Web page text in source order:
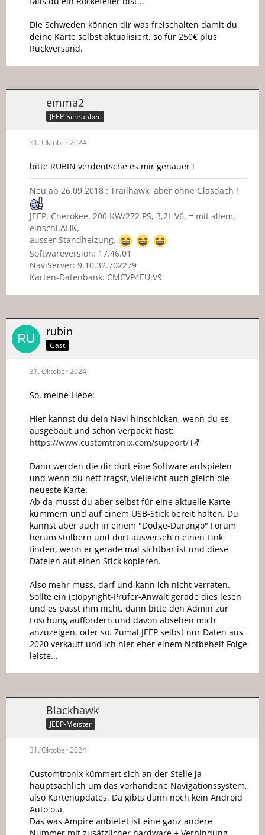
Die Schweden können dir was freischalten damit du
deine Karte selbst aktualisiert. so für 250€ plus
Rückversand.
emma2
JEEP-Schrauber
31. Oktober 2024
bitte RUBIN verdeutsche es mir genauer !
Neu ab 26.09.2018 : Trailhawk, aber ohne Glasdach !
JEEP, Cherokee, 200 KW/272 PS, 3,2L V6, = mit allem,
einschl.AHK,
ausser Standheizung.
Softwareversion: 17.46.01
NaviServer: 9.10.32.702279
Karten-Datenbank: CMCVP4EU;V9
rubin
Gast
31. Oktober 2024
So, meine Liebe:
Hier kannst du dein Navi hinschicken, wenn du es
ausgebaut und schön verpackt hast:
https://www.customtronix.com/support/
Dann werden die dir dort eine Software aufspielen
und wenn du nett fragst, vielleicht auch gleich die
neueste Karte.
Ab da musst du aber selbst für eine aktuelle Karte
kümmern und auf einem USB-Stick bereit halten. Du
kannst aber auch in einem "Dodge-Durango" Forum
herum stolbern und dort ausverseh´n einen Link
finden, wenn er gerade mal sichtbar ist und diese
Dateien auf einen Stick kopieren.
Also mehr muss, darf und kann ich nicht verraten.
Sollte ein (c)opyright-Prüfer-Anwalt gerade dies lesen
und es passt ihm nicht, dann bitte den Admin zur
Löschung auffordern und davon absehen mich
anzuzeigen, oder so. Zumal JEEP selbst nur Daten aus
2020 verkauft und ich hier eher einem Notbehelf Folge
leiste...
Blackhawk
JEEP-Meister
31. Oktober 2024
Customtronix kümmert sich an der Stelle ja
hauptsächlich um das vorhandene Navigationssystem,
also Kartenupdates. Da gibts dann noch kein Android
Auto o.ä.
Das was Ampire anbietet ist eine ganz andere